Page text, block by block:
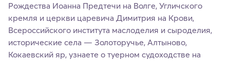
Рождества Иоанна Предтечи на Волге, Угличского
кремля и церкви царевича Димитрия на Крови,
Всероссийского института маслоделия и сыроделия,
исторические села — Золоторучье, Алтыново,
Кокаевский яр, узнаете о туерном судоходстве на